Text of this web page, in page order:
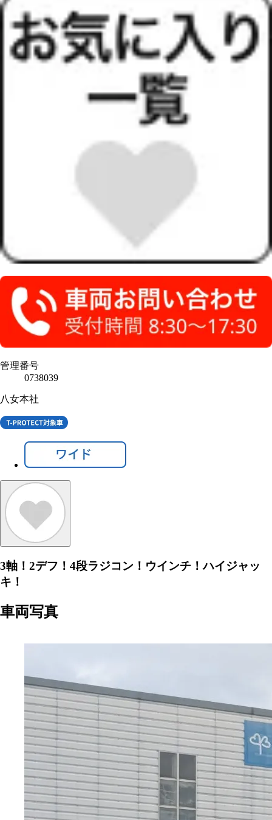
管理番号
0738039
八女本社
3軸！2デフ！4段ラジコン！ウインチ！ハイジャッ
キ！
車両写真